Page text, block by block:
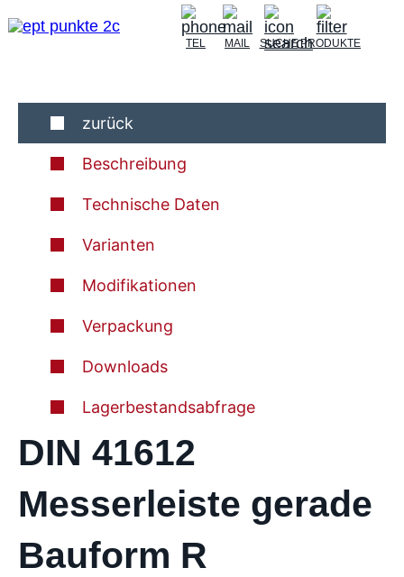
TEL MAIL SUCHEPRODUKTE
zurück
Beschreibung
Technische Daten
Varianten
Modifikationen
Verpackung
Downloads
Lagerbestandsabfrage
DIN 41612
Messerleiste gerade
Bauform R